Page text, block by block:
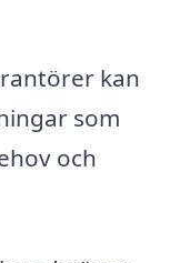
kan
som
och